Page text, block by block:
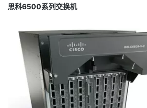
思科6500系列交换机